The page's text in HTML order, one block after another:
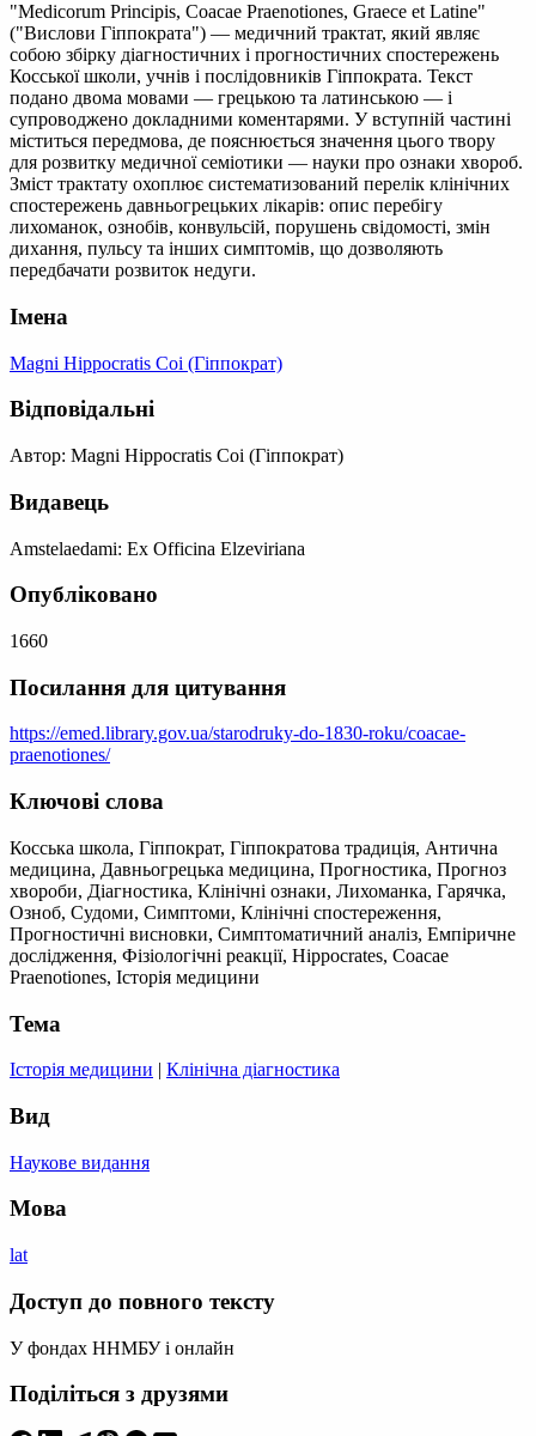
"Medicorum Principis, Coacae Praenotiones, Graece et Latine"
("Вислови Гіппократа") — медичний трактат, який являє
собою збірку діагностичних і прогностичних спостережень
Косської школи, учнів і послідовників Гіппократа. Текст
подано двома мовами — грецькою та латинською — і
супроводжено докладними коментарями. У вступній частині
міститься передмова, де пояснюється значення цього твору
для розвитку медичної семіотики — науки про ознаки хвороб.
Зміст трактату охоплює систематизований перелік клінічних
спостережень давньогрецьких лікарів: опис перебігу
лихоманок, ознобів, конвульсій, порушень свідомості, змін
дихання, пульсу та інших симптомів, що дозволяють
передбачати розвиток недуги.
Імена
Magni Hippocratis Coi (Гіппократ)
Відповідальні
Автор: Magni Hippocratis Coi (Гіппократ)
Видавець
Amstelaedami: Ex Officina Elzeviriana
Опубліковано
1660
Посилання для цитування
https://emed.library.gov.ua/starodruky-do-1830-roku/coacae-
praenotiones/
Ключові слова
Косська школа, Гіппократ, Гіппократова традиція, Антична
медицина, Давньогрецька медицина, Прогностика, Прогноз
хвороби, Діагностика, Клінічні ознаки, Лихоманка, Гарячка,
Озноб, Судоми, Симптоми, Клінічні спостереження,
Прогностичні висновки, Симптоматичний аналіз, Емпіричне
дослідження, Фізіологічні реакції, Hippocrates, Coacae
Praenotiones, Історія медицини
Тема
Історія медицини | Клінічна діагностика
Вид
Наукове видання
Мова
lat
Доступ до повного тексту
У фондах ННМБУ і онлайн
Поділіться з друзями